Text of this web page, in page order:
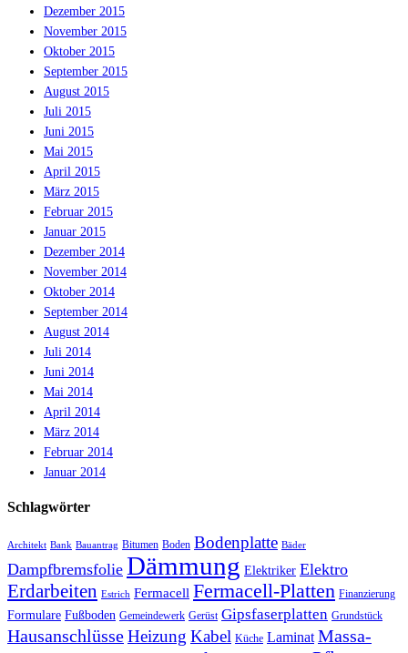
Dezember 2015
November 2015
Oktober 2015
September 2015
August 2015
Juli 2015
Juni 2015
Mai 2015
April 2015
März 2015
Februar 2015
Januar 2015
Dezember 2014
November 2014
Oktober 2014
September 2014
August 2014
Juli 2014
Juni 2014
Mai 2014
April 2014
März 2014
Februar 2014
Januar 2014
Schlagwörter
Architekt Bank Bauantrag Bitumen Boden Bodenplatte Bäder
Dampfbremsfolie Dämmung Elektriker Elektro
Erdarbeiten Estrich Fermacell Fermacell-Platten Finanzierung
Formulare Fußboden Gemeindewerk Gerüst Gipsfaserplatten Grundstück
HausanschlüsseHeizung Kabel Küche Laminat Massa-